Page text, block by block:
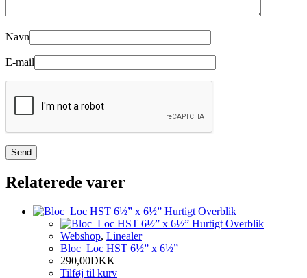
Navn
E-mail
Relaterede varer
Hurtigt Overblik
Hurtigt Overblik
Webshop, Linealer
Bloc_Loc HST 6½” x 6½”
290,00DKK
Tilføj til kurv